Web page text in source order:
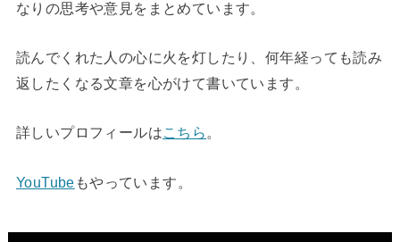
なりの思考や意見をまとめています。
読んでくれた人の心に火を灯したり、何年経っても読み
返したくなる文章を心がけて書いています。
詳しいプロフィールはこちら 。
YouTube もやっています。